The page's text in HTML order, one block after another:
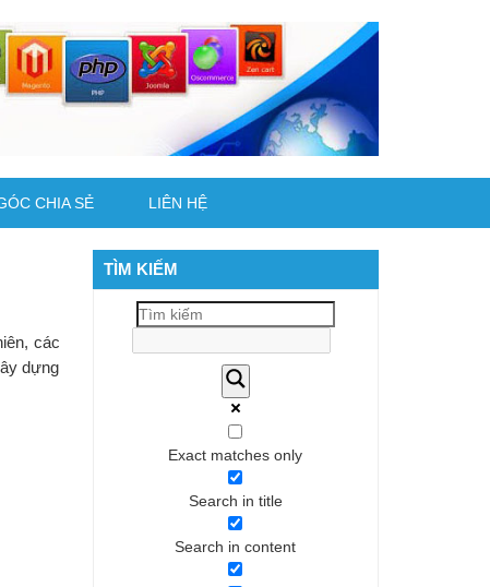
CHIA SẺ LIÊN HỆ
các
dựng
TÌM KIẾM
Exact matches only
Search in title
Search in content